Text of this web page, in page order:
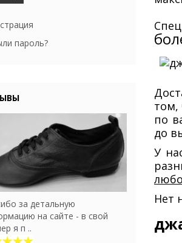
том,
по
до
У
Нет
пароль?
за детальную
на сайте - в свой
я п ..